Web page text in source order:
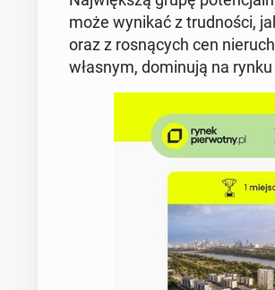
może wynikać z trud­no­ści,
oraz z ro­sną­cych cen
własnym, do­mi­nu­ją na